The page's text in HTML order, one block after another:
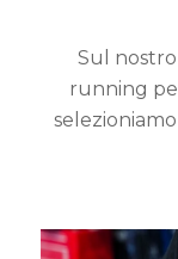
Sul
running